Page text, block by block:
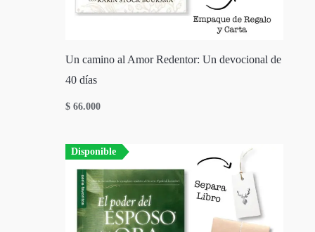
Un camino al Amor Redentor: Un devocional de
40 días
$ 66.000
Disponible